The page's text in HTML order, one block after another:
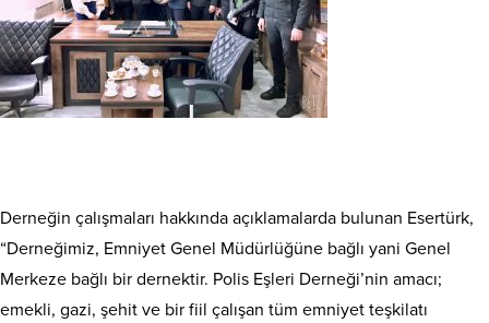
Derneğin çalışmaları hakkında açıklamalarda bulunan Esertürk,
“Derneğimiz, Emniyet Genel Müdürlüğüne bağlı yani Genel
Merkeze bağlı bir dernektir. Polis Eşleri Derneği’nin amacı;
emekli, gazi, şehit ve bir fiil çalışan tüm emniyet teşkilatı